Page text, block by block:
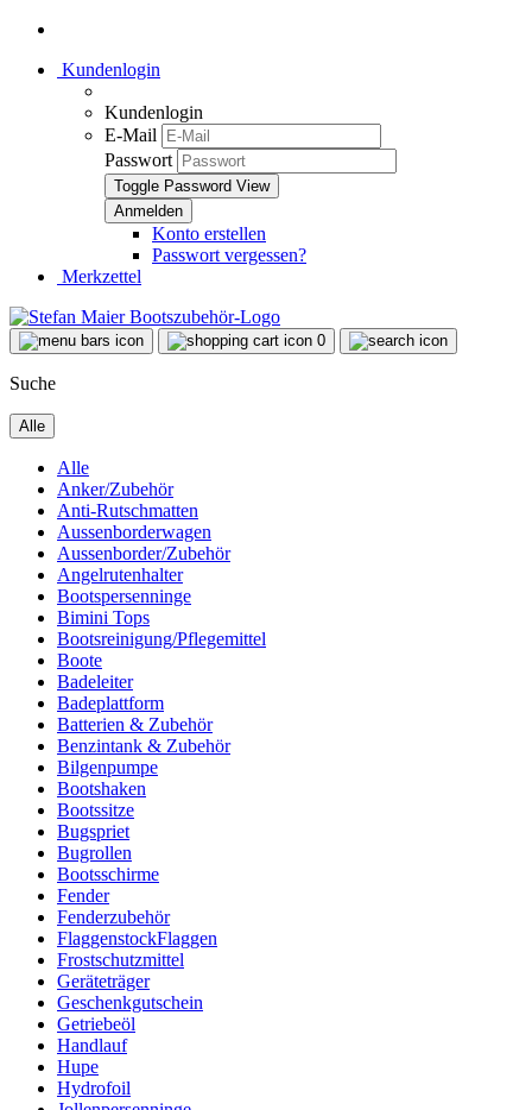
Kundenlogin
Kundenlogin
E-Mail
Passwort
Toggle Password View
Konto erstellen
Passwort vergessen?
Merkzettel
0
Suche
Alle
Alle
Anker/Zubehör
Anti-Rutschmatten
Aussenborderwagen
Aussenborder/Zubehör
Angelrutenhalter
Bootspersenninge
Bimini Tops
Bootsreinigung/Pflegemittel
Boote
Badeleiter
Badeplattform
Batterien & Zubehör
Benzintank & Zubehör
Bilgenpumpe
Bootshaken
Bootssitze
Bugspriet
Bugrollen
Bootsschirme
Fender
Fenderzubehör
FlaggenstockFlaggen
Frostschutzmittel
Geräteträger
Geschenkgutschein
Getriebeöl
Handlauf
Hupe
Hydrofoil